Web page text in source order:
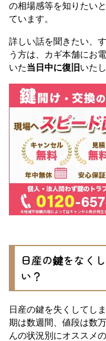
の相場感等を知りたい
ています。
詳しい話を聞きたい、
う方は、カギ本舗にお
いた当日中に復旧いた
日産の鍵をなく
い？
日産の鍵を失くしてし
期は数週間、値段は数
んの状況別にオススメ